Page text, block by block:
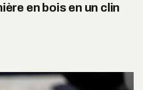
en bois en un clin